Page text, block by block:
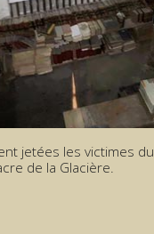
jetées les victimes du
de la Glacière.